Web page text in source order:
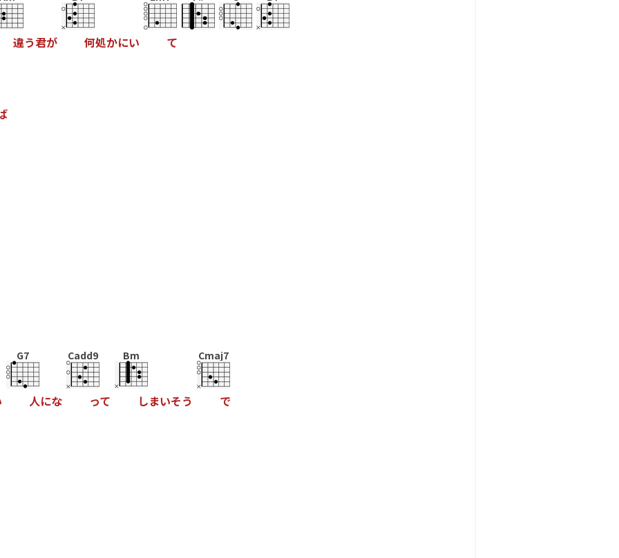
違う君が 何処かにい て
G7
人にな
Cadd9
って
Bm
しまいそう
Cmaj7
で